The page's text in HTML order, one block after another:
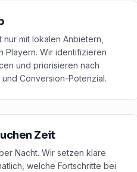
nur mit lokalen Anbietern,
Playern. Wir identifizieren
und priorisieren nach
Conversion-Potenzial.
Zeit
Nacht. Wir setzen klare
welche Fortschritte bei